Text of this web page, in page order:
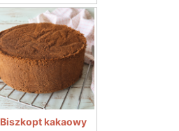
Biszkopt kakaowy